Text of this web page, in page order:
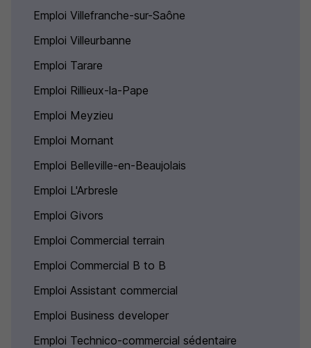
Emploi Villefranche-sur-Saône
Emploi Villeurbanne
Emploi Tarare
Emploi Rillieux-la-Pape
Emploi Meyzieu
Emploi Mornant
Emploi Belleville-en-Beaujolais
Emploi L'Arbresle
Emploi Givors
Emploi Commercial terrain
Emploi Commercial B to B
Emploi Assistant commercial
Emploi Business developer
Emploi Technico-commercial sédentaire